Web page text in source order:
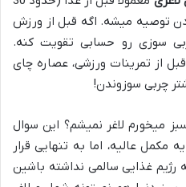
کردن توصیه میشه. اگه قبل از ورزش
سوزی رو حسابی تقویت کنه.
از تمرینات ورزشی، عصاره چای
میخورم لاغر نمیشم؟ این سوال
عالیه، اما به تنهایی قرار
رژیم غذایی سالمی نداشته باشین